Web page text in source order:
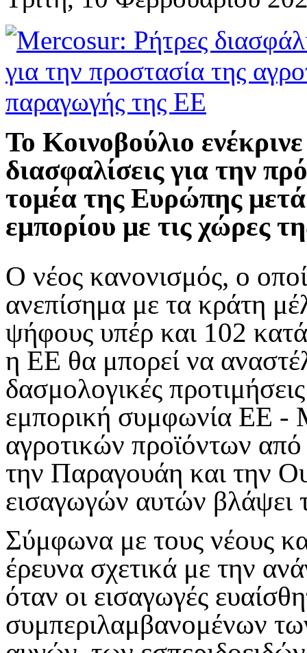
Το Κοινοβούλιο
διασφαλίσεις για την
τομέα της Ευρώπης
εμπορίου με τις χώρες
Ο νέος κανονισμός, ο
ανεπίσημα με τα κράτη
ψήφους υπέρ και 102
η ΕΕ θα μπορεί να
δασμολογικές
εμπορική συμφωνία ΕΕ -
αγροτικών προϊόντων από
την Παραγουάη και την
εισαγωγών αυτών βλάψει
Σύμφωνα με τους νέους
έρευνα σχετικά με την
όταν οι εισαγωγές
συμπεριλαμβανομένων